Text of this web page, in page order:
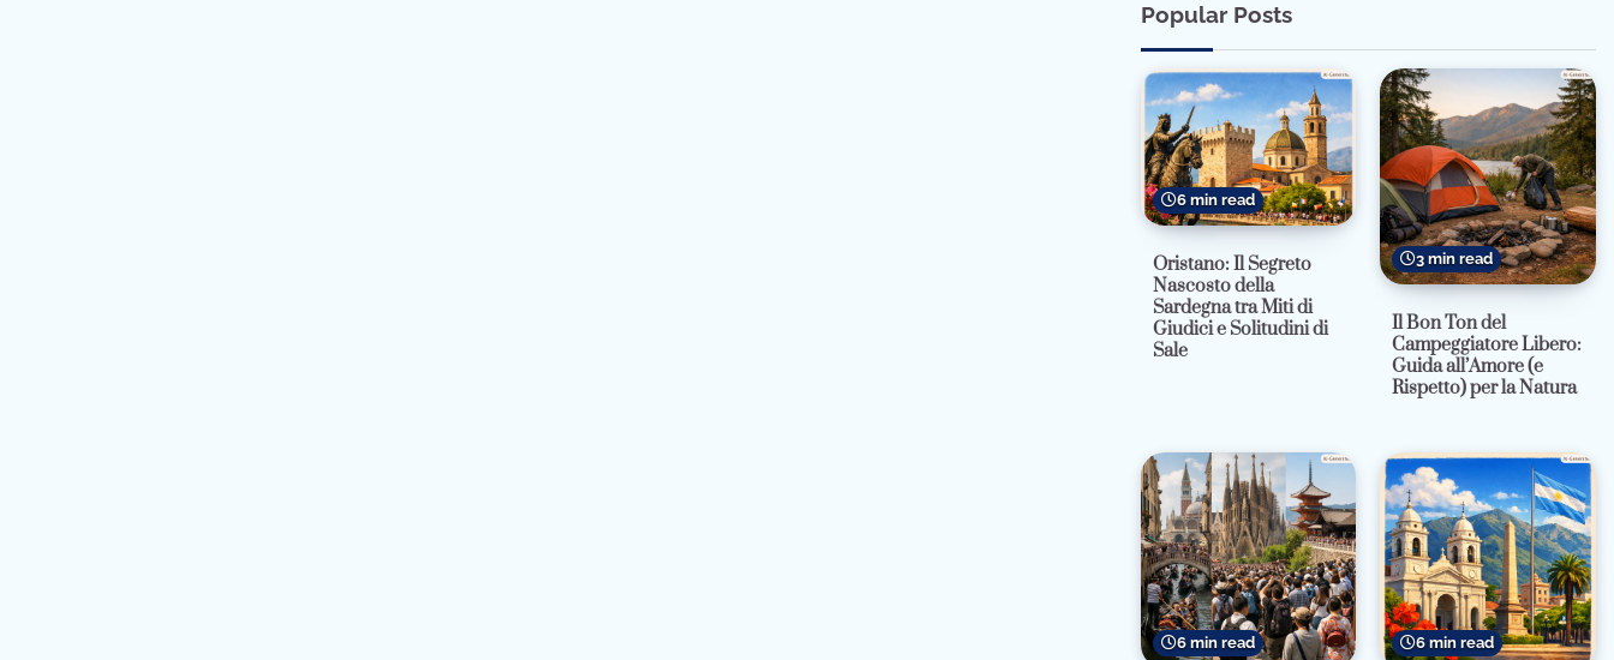
Popular Posts
6 min read
Oristano: Il Segreto
Nascosto della
Sardegna tra Miti di
Giudici e Solitudini di
Sale
3 min read
Il Bon Ton del
Campeggiatore Libero:
Guida all’Amore (e
Rispetto) per la Natura
6 min read 6 min read